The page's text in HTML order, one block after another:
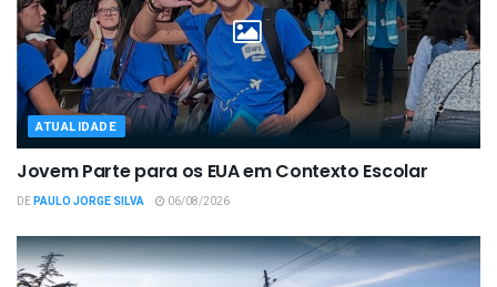
ATUALIDADE
Jovem Parte para os EUA em Contexto Escolar
DEPAULO JORGE SILVA 06/08/2026